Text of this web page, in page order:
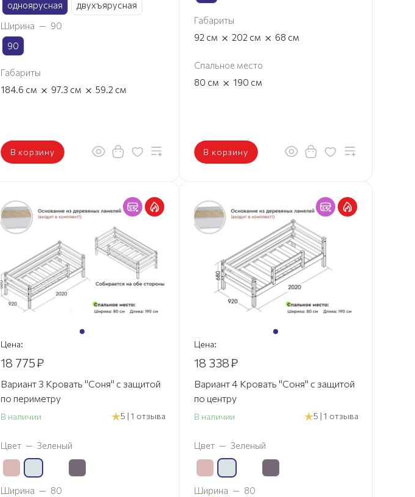
одноярусная
двухъярусная
Ширина — 90
90
Габариты
184.6 см × 97.3 см × 59.2 см
В корзину
Габариты
92 см × 202 см × 68 см
Спальное место
80 см × 190 см
В корзину
Цена:
18 775₽
Вариант 3 Кровать "Соня" с защитой
по периметру
В наличии 5 | 1 отзыва
Цвет — Зеленый
Ширина — 80
Цена:
18 338₽
Вариант 4 Кровать "Соня" с защитой
по центру
В наличии 5 | 1 отзыва
Цвет — Зеленый
Ширина — 80